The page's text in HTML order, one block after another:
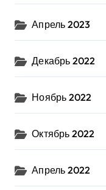
Апрель 2023
Декабрь 2022
Ноябрь 2022
Октябрь 2022
Апрель 2022